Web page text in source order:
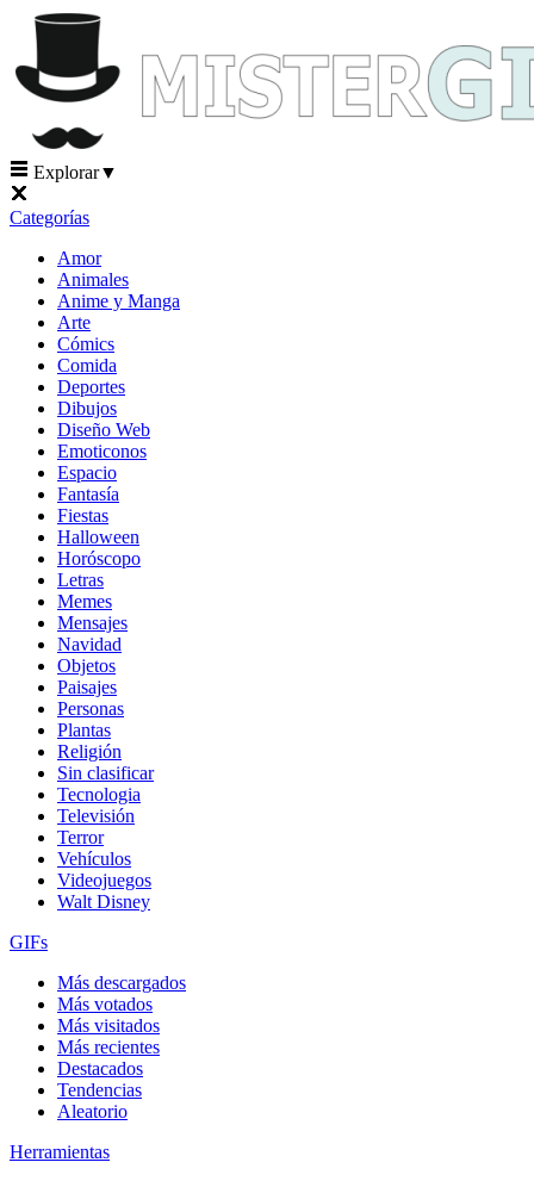
Explorar▼
Categorías
Amor
Animales
Anime y Manga
Arte
Cómics
Comida
Deportes
Dibujos
Diseño Web
Emoticonos
Espacio
Fantasía
Fiestas
Halloween
Horóscopo
Letras
Memes
Mensajes
Navidad
Objetos
Paisajes
Personas
Plantas
Religión
Sin clasificar
Tecnologia
Televisión
Terror
Vehículos
Videojuegos
Walt Disney
GIFs
Más descargados
Más votados
Más visitados
Más recientes
Destacados
Tendencias
Aleatorio
Herramientas